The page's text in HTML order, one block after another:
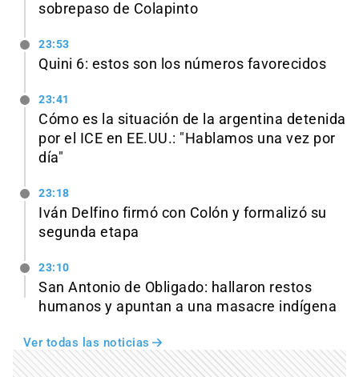
sobrepaso de Colapinto
23:53
Quini 6: estos son los números favorecidos
23:41
Cómo es la situación de la argentina detenida
por el ICE en EE.UU.: "Hablamos una vez por
día"
23:18
Iván Delfino firmó con Colón y formalizó su
segunda etapa
23:10
San Antonio de Obligado: hallaron restos
humanos y apuntan a una masacre indígena
Ver todas las noticias